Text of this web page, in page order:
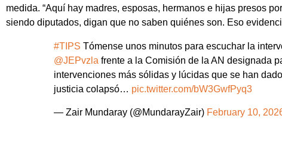
medida. “Aquí hay madres, esposas, hermanos e hijas presos
siendo diputados, digan que no saben quiénes son. Eso
#TIPS Tómense unos minutos para escuchar la
@JEPvzla frente a la Comisión de la AN designada
intervenciones más sólidas y lúcidas que se han
justicia colapsó… pic.twitter.com/bW3GwfPyq3
— Zair Mundaray (@MundarayZair) February 10,